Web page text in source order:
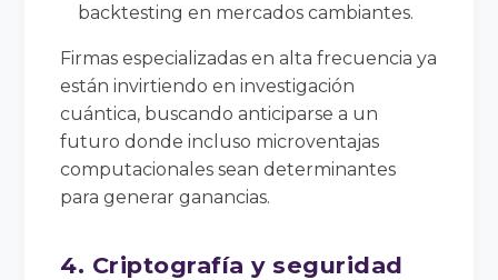
backtesting en mercados cambiantes.
Firmas especializadas en alta frecuencia ya
están invirtiendo en investigación
cuántica, buscando anticiparse a un
futuro donde incluso microventajas
computacionales sean determinantes
para generar ganancias.
4. Criptografía y seguridad